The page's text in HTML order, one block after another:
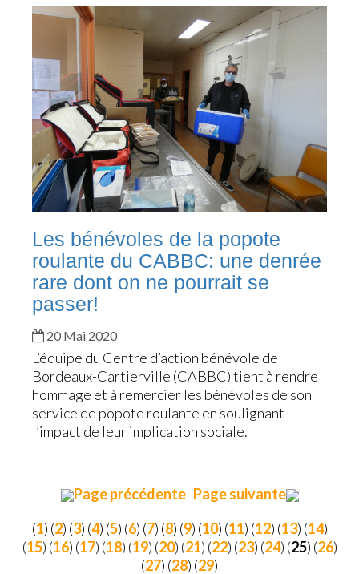
Les bénévoles de la popote
roulante du CABBC: une denrée
rare dont on ne pourrait se
passer!
20 Mai 2020
L’équipe du Centre d’action bénévole de
Bordeaux-Cartierville (CABBC) tient à rendre
hommage et à remercier les bénévoles de son
service de popote roulante en soulignant
l’impact de leur implication sociale.
Page précédente Page suivante
(1) (2) (3) (4) (5) (6) (7) (8) (9) (10) (11) (12) (13) (14)
(15) (16) (17) (18) (19) (20) (21) (22) (23) (24) (25) (26)
(27) (28) (29)